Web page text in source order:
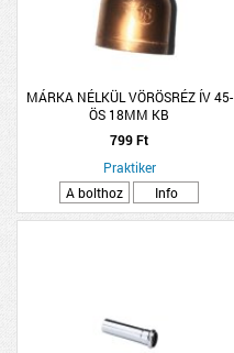
MÁRKA NÉLKÜL VÖRÖSRÉZ ÍV 45-
ÖS 18MM KB
799 Ft
Praktiker
A bolthoz
Info